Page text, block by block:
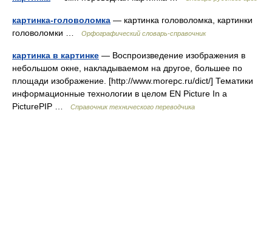
картинка-головоломка — картинка головоломка, картинки
головоломки …
Орфографический словарь-справочник
картинка в картинке — Воспроизведение изображения в
небольшом окне, накладываемом на другое, большее по
площади изображение. [http://www.morepc.ru/dict/] Тематики
информационные технологии в целом EN Picture In a
PicturePIP …
Справочник технического переводчика